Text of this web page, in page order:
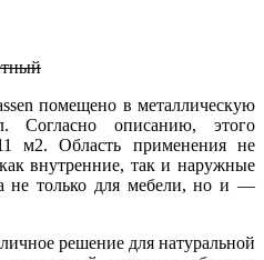
помещено в металлическую
Согласно описанию, этого
м2. Область применения не
внутренние, так и наружные
не только для мебели, но и —
решение для натуральной